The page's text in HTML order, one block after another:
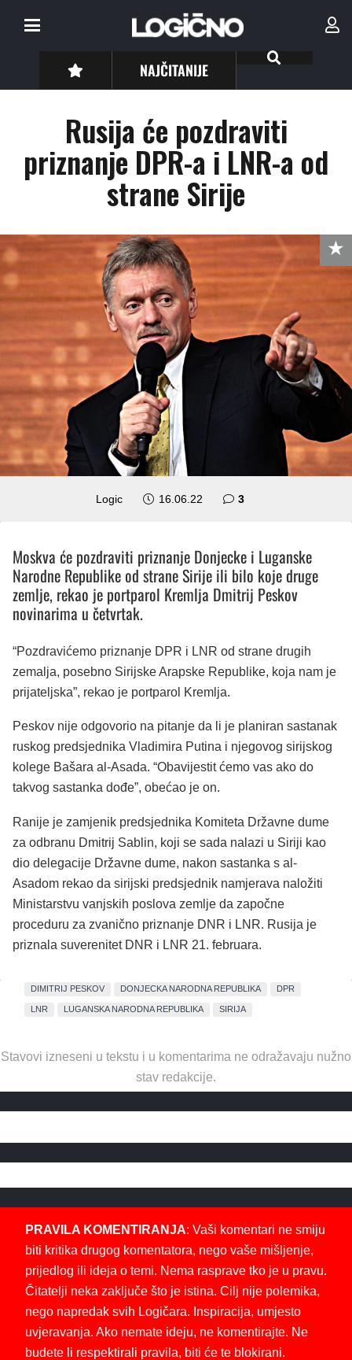
NAJČITANIJE
Rusija će pozdraviti
priznanje DPR-a i LNR-a od
strane Sirije
Logic 16.06.22 3komentara
Moskva će pozdraviti priznanje Donjecke i Luganske
Narodne Republike od strane Sirije ili bilo koje druge
zemlje, rekao je portparol Kremlja Dmitrij Peskov
novinarima u četvrtak.
“Pozdravićemo priznanje DPR i LNR od strane drugih
zemalja, posebno Sirijske Arapske Republike, koja nam je
prijateljska”, rekao je portparol Kremlja.
Peskov nije odgovorio na pitanje da li je planiran sastanak
ruskog predsjednika Vladimira Putina i njegovog sirijskog
kolege Bašara al-Asada. “Obavijestit ćemo vas ako do
takvog sastanka dođe”, obećao je on.
Ranije je zamjenik predsjednika Komiteta Državne dume
za odbranu Dmitrij Sablin, koji se sada nalazi u Siriji kao
dio delegacije Državne dume, nakon sastanka s al-
Asadom rekao da sirijski predsjednik namjerava naložiti
Ministarstvu vanjskih poslova zemlje da započne
proceduru za zvanično priznanje DNR i LNR. Rusija je
priznala suverenitet DNR i LNR 21. februara.
DIMITRIJ PESKOV DONJECKA NARODNA REPUBLIKA DPR
LNR LUGANSKA NARODNA REPUBLIKA SIRIJA
Stavovi izneseni u tekstu i u komentarima ne odražavaju nužno
stav redakcije.
PRAVILA KOMENTIRANJA: Vaši komentari ne smiju
biti kritika drugog komentatora, nego vaše mišljenje,
prijedlog ili ideja o temi. Nema rasprave tko je u pravu.
Čitatelji neka zaključe što je istina. Cilj nije polemika,
nego napredak svih Logičara. Inspiracija, umjesto
uvjeravanja. Ako nemate ideju, ne komentirajte. Ne
budete li respektirali pravila, biti će te blokirani.